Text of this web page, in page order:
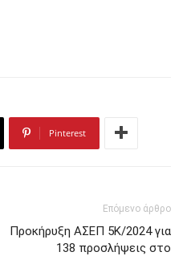
Pinterest
Επόμενο άρθρο
Προκήρυξη ΑΣΕΠ 5Κ/2024 για
138 προσλήψεις στο